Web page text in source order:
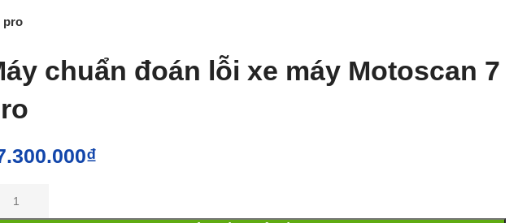
pro
chuẩn đoán lỗi xe máy Motoscan 7
₫